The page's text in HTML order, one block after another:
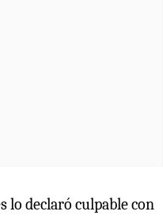
lo declaró culpable con